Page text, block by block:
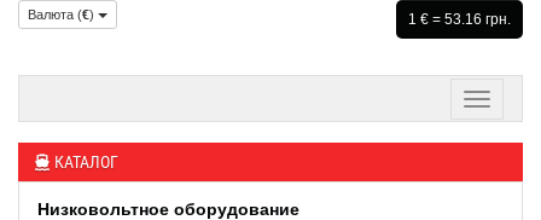
Валюта (€) 1 € = 53.16 грн.
КАТАЛОГ
Низковольтное оборудование